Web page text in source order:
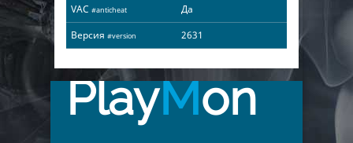
VAC #anticheat
Да
Версия #version 2631
PlayMon